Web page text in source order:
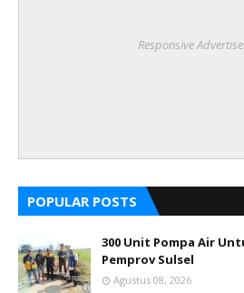
Responsive
POPULAR POSTS
300 Unit Pompa Air
Pemprov Sulsel
Agustus 08, 2026